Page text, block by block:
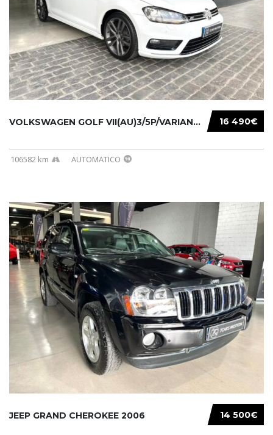
16 490€
VOLKSWAGEN GOLF VII(AU)3/5P/VARIANT(12-16 20...
106582 km AUTOMATICO
14 500€
JEEP GRAND CHEROKEE 2006